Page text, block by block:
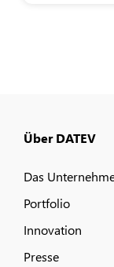
Über DATEV
Das
Portfolio
Innovation
Presse